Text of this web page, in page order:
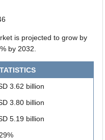
is projected to grow by
by 2032.
3.62 billion
3.80 billion
5.19 billion